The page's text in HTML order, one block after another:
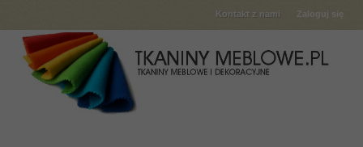
Zaloguj się
Kontakt z nami